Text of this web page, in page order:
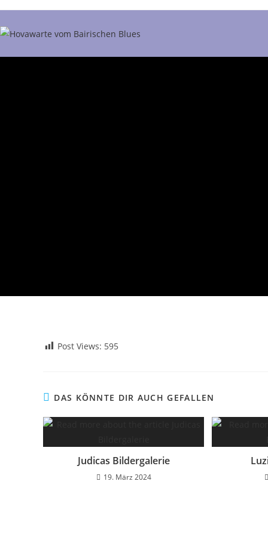
Post Views: 595
DAS KÖNNTE DIR AUCH GEFALLEN
Judicas Bildergalerie
19. März 2024